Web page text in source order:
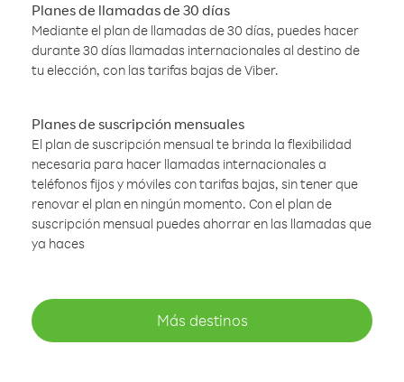
Planes de llamadas de 30 días
Mediante el plan de llamadas de 30 días, puedes hacer
durante 30 días llamadas internacionales al destino de
tu elección, con las tarifas bajas de Viber.
Planes de suscripción mensuales
El plan de suscripción mensual te brinda la flexibilidad
necesaria para hacer llamadas internacionales a
teléfonos fijos y móviles con tarifas bajas, sin tener que
renovar el plan en ningún momento. Con el plan de
suscripción mensual puedes ahorrar en las llamadas que
ya haces
Más destinos